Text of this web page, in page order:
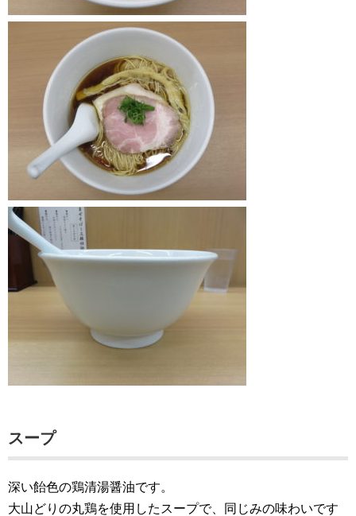
スープ
深い飴色の鶏清湯醤油です。
大山どりの丸鶏を使用したスープで、同じみの味わいです